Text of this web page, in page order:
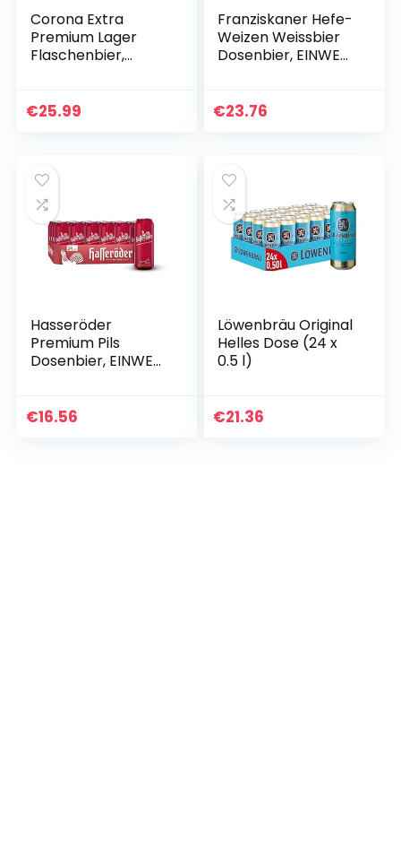
Corona Extra
Premium Lager
Flaschenbier,
Internationales
€25.99
Franziskaner Hefe-
Weizen Weissbier
Dosenbier, EINWEG,
(24 x 0.5 l Dose)
€23.76
Hasseröder
Premium Pils
Dosenbier, EINWEG,
€16.56
Löwenbräu Original
Helles Dose (24 x
0.5 l)
€21.36